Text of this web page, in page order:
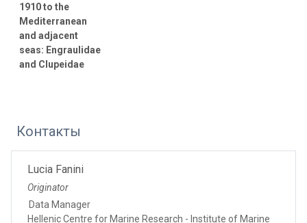
1910 to the
Mediterranean
and adjacent
seas: Engraulidae
and Clupeidae
Контакты
Lucia Fanini
Originator
Data Manager
Hellenic Centre for Marine Research - Institute of Marine